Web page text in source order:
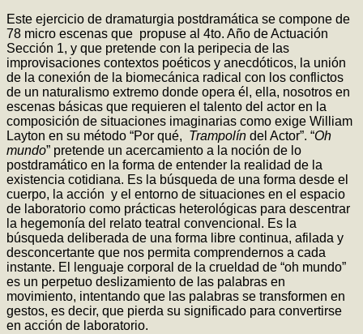
Este ejercicio de dramaturgia postdramática se compone de
78 micro escenas que propuse al 4to. Año de Actuación
Sección 1, y que pretende con la peripecia de las
improvisaciones contextos poéticos y anecdóticos, la unión
de la conexión de la biomecánica radical con los conflictos
de un naturalismo extremo donde opera él, ella, nosotros en
escenas básicas que requieren el talento del actor en la
composición de situaciones imaginarias como exige William
Layton en su método “Por qué, Trampolín del Actor”. “Oh
mundo” pretende un acercamiento a la noción de lo
postdramático en la forma de entender la realidad de la
existencia cotidiana. Es la búsqueda de una forma desde el
cuerpo, la acción y el entorno de situaciones en el espacio
de laboratorio como prácticas heterológicas para descentrar
la hegemonía del relato teatral convencional. Es la
búsqueda deliberada de una forma libre continua, afilada y
desconcertante que nos permita comprendernos a cada
instante. El lenguaje corporal de la crueldad de “oh mundo”
es un perpetuo deslizamiento de las palabras en
movimiento, intentando que las palabras se transformen en
gestos, es decir, que pierda su significado para convertirse
en acción de laboratorio.